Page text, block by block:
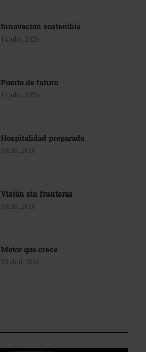
Innovación sostenible
14 julio, 2026
Puerto de futuro
14 julio, 2026
Hospitalidad preparada
3 julio, 2026
Visión sin fronteras
3 julio, 2026
Motor que crece
30 abril, 2026